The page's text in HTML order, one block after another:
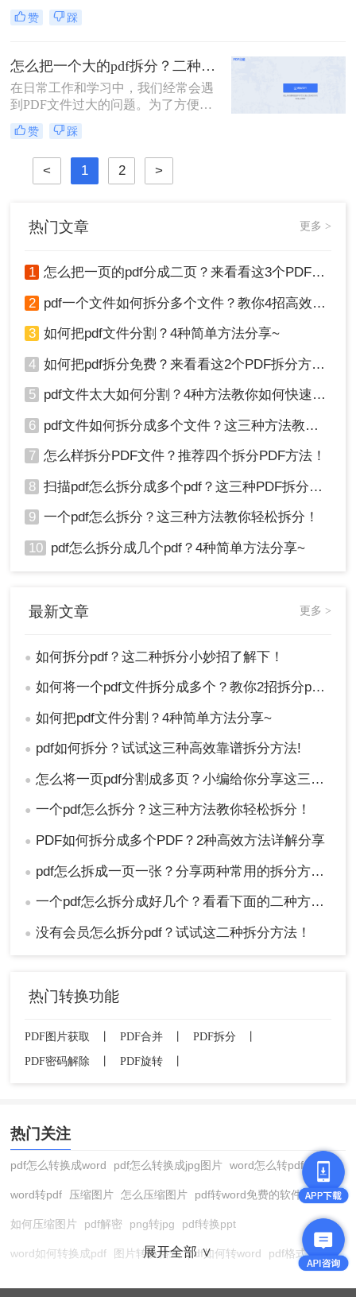
文件拆分成多个小文件，以便于分
享、存档或编辑。那么如何把pdf拆分
法，帮助你轻松将PDF文件拆分成多
份。
赞 踩
怎么把一个大的pdf拆分？二种pdf拆分方法看一看！
在日常工作和学习中，我们经常会遇
到PDF文件过大的问题。为了方便管
理和使用，有时需要将大型PDF文件
拆分成多个较小的文件。那么怎么把
一个大的pdf拆分呢？本文将为您介绍
两种实用的拆分大型PDF文件的方
法，帮助您轻松应对这一需求。
赞 踩
< 1 2 >
热门文章 更多 >
1 怎么把一页的pdf分成二页？来看看这3个PDF拆分方法！
2 pdf一个文件如何拆分多个文件？教你4招高效又简单！
3 如何把pdf文件分割？4种简单方法分享~
4 如何把pdf拆分免费？来看看这2个PDF拆分方法！
5 pdf文件太大如何分割？4种方法教你如何快速拆分！
6 pdf文件如何拆分成多个文件？这三种方法教你轻松拆分！
7 怎么样拆分PDF文件？推荐四个拆分PDF方法！
8 扫描pdf怎么拆分成多个pdf？这三种PDF拆分方法轻松搞定！
9 一个pdf怎么拆分？这三种方法教你轻松拆分！
10 pdf怎么拆分成几个pdf？4种简单方法分享~
最新文章 更多 >
● 如何拆分pdf？这二种拆分小妙招了解下！
● 如何将一个pdf文件拆分成多个？教你2招拆分pdf！
● 如何把pdf文件分割？4种简单方法分享~
● pdf如何拆分？试试这三种高效靠谱拆分方法!
● 怎么将一页pdf分割成多页？小编给你分享这三种方法！
● 一个pdf怎么拆分？这三种方法教你轻松拆分！
● PDF如何拆分成多个PDF？2种高效方法详解分享
● pdf怎么拆成一页一张？分享两种常用的拆分方法！
● 一个pdf怎么拆分成好几个？看看下面的二种方法！
● 没有会员怎么拆分pdf？试试这二种拆分方法！
热门转换功能
PDF图片获取 PDF合并 PDF拆分
PDF密码解除
PDF旋转
热门关注
pdf怎么转换成word pdf怎么转换成jpg图片 word怎么转pdf
word转pdf 压缩图片 怎么压缩图片 pdf转word免费的软件
如何压缩图片 pdf解密 png转jpg pdf转换ppt
word如何转换成pdf 图片转换格式 pdf如何转word pdf格式转换
展开全部 ∨